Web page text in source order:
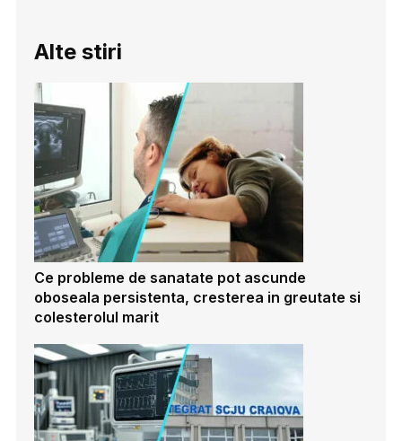
Alte stiri
Ce probleme de sanatate pot ascunde
oboseala persistenta, cresterea in greutate si
colesterolul marit